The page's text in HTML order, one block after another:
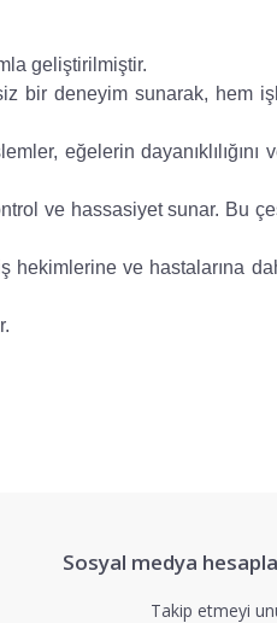
geliştirilmiştir.
bir deneyim sunarak, hem
eğelerin
ve hassasiyet sunar. Bu
hekimlerine ve hastalarına
Sosyal medya
Takip etmeyi